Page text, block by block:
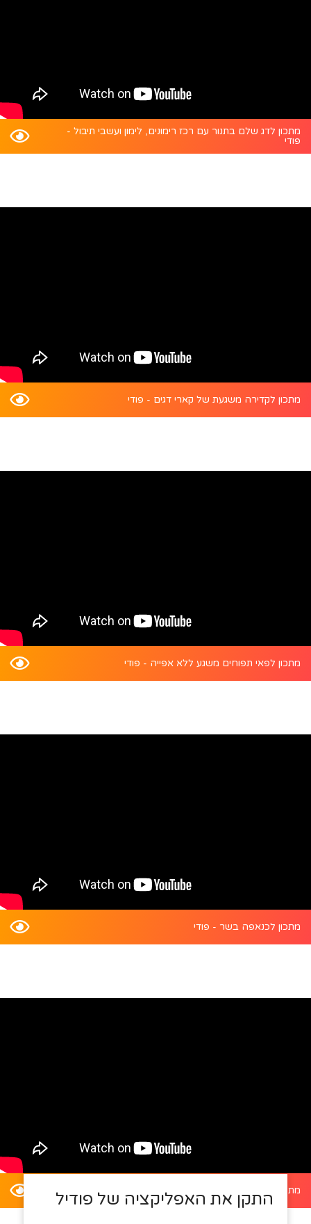
מתכון לדג שלם בתנור עם רכז רימונים, לימון ועשבי תיבול -
פודי
מתכון לקדירה משגעת של קארי דגים - פודי
מתכון לפאי תפוחים משגע ללא אפייה - פודי
מתכון לכנאפה בשר - פודי
מתכון לדלעת ערמונים במילוי סלט קינואה - פודי
התקן את האפליקציה של פודיל